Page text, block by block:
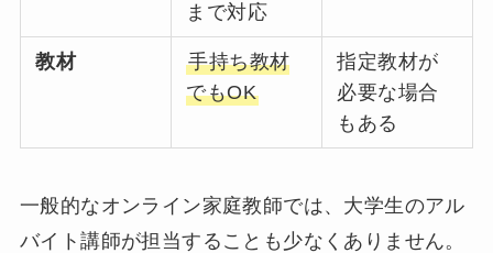
まで対応
教材
手持ち教材
でもOK
指定教材が
必要な場合
もある
一般的なオンライン家庭教師では、大学生のアル
バイト講師が担当することも少なくありません。